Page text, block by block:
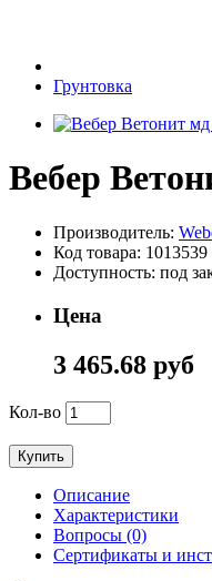
Грунтовка
Вебер
Производитель:
Код товара: 1013539
Доступность: под
Цена
3 465.68 руб
Кол-во
Купить
Описание
Характеристики
Вопросы (0)
Сертификаты и